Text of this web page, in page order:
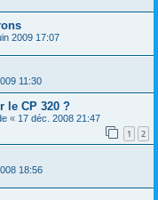
2009 17:07
11:30
le CP 320 ?
« 17 déc. 2008 21:47
1 2
18:56